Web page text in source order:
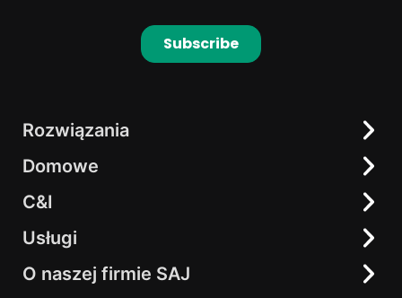
Rozwiązania
Domowe
C&I
Elekeeper
Domowe
Rozwiązania "All-In-One"
Rozwiązania AC-couple
Falowniki hybrydowe
C&I
Magazyny Energii C&I All-In-One
Falownik łańcuchowy
Usługi
Centrum pobierania
O naszej firmie SAJ